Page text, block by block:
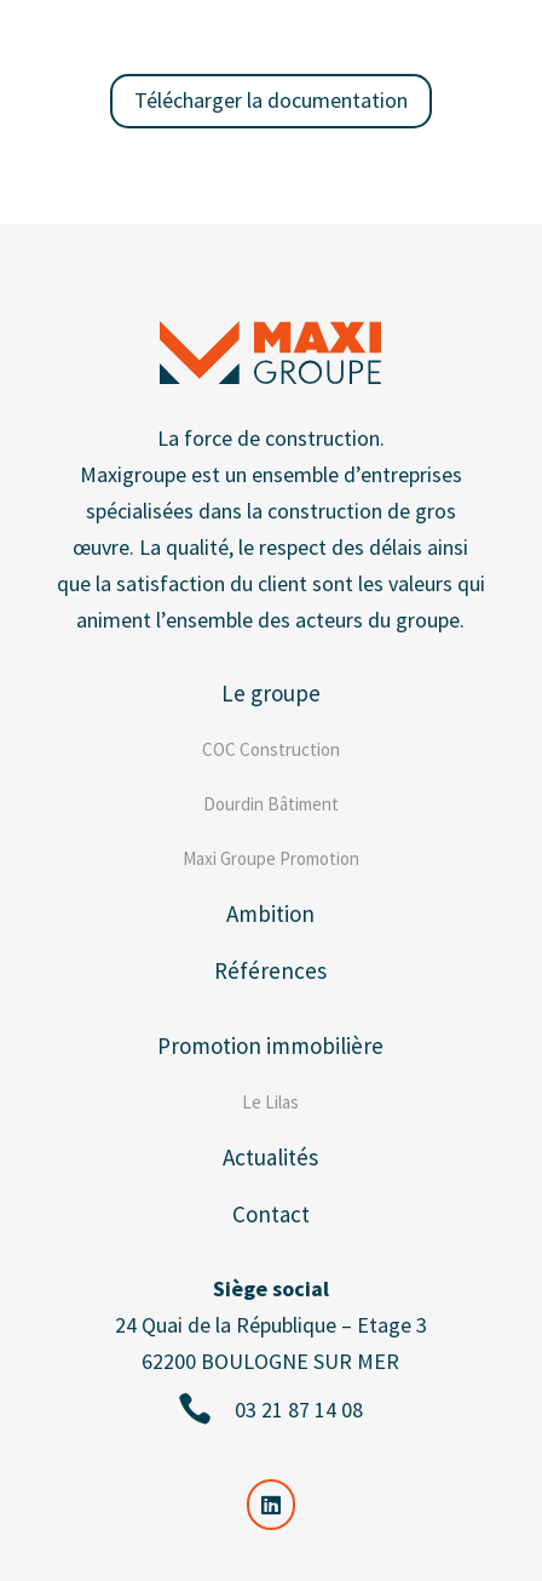
Télécharger la documentation
La force de construction.
Maxigroupe est un ensemble d’entreprises
spécialisées dans la construction de gros
œuvre. La qualité, le respect des délais ainsi
que la satisfaction du client sont les valeurs qui
animent l’ensemble des acteurs du groupe.
Le groupe
COC Construction
Dourdin Bâtiment
Maxi Groupe Promotion
Ambition
Références
Promotion immobilière
Le Lilas
Actualités
Contact
Siège social
24 Quai de la République – Etage 3
62200 BOULOGNE SUR MER
 03 21 87 14 08
